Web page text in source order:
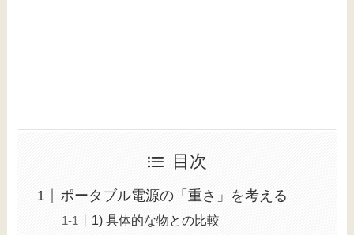
目次
ポータブル電源の「重さ」を考える
1) 具体的な物との比較